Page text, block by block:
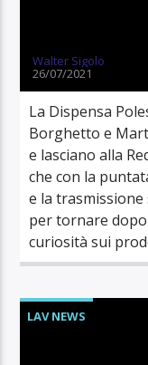
Walter Sigolo
26/07/2021
La Dispensa
Borghetto e
e lasciano alla
che con la
e la
per tornare dopo
curiosità sui
LAV NEWS